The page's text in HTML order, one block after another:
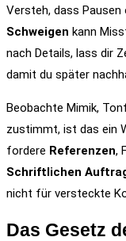
Versteh, dass
Schweigen kann
nach Details, lass dir
damit du später
Beobachte Mimik,
zustimmt, ist das ein
fordere Referenzen,
Schriftlichen
nicht für versteckte
Das Gesetz